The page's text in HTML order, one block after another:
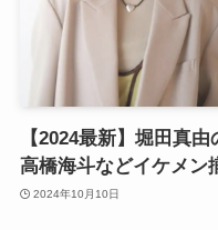
【2024最新】堀田真
高橋海斗などイケメン
2024年10月10日